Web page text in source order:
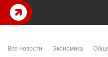
Все новости Экономика